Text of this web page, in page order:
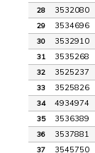
28 3532080
29 3534696
30 3532910
31 3535268
32 3525237
33 3525826
34 4934974
35 3536389
36 3537881
37 3545750